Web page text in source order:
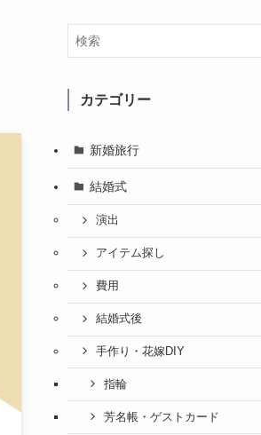
カテゴリー
新婚旅行
結婚式
演出
アイテム探し
費用
結婚式後
手作り・花嫁DIY
指輪
芳名帳・ゲストカード